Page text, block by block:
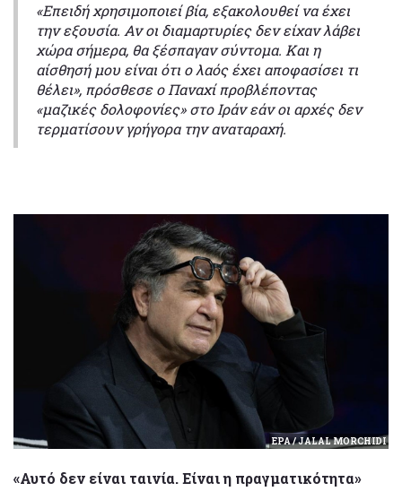
«Επειδή χρησιμοποιεί βία, εξακολουθεί να έχει
την εξουσία. Αν οι διαμαρτυρίες δεν είχαν λάβει
χώρα σήμερα, θα ξέσπαγαν σύντομα. Και η
αίσθησή μου είναι ότι ο λαός έχει αποφασίσει τι
θέλει», πρόσθεσε ο Παναχί προβλέποντας
«μαζικές δολοφονίες» στο Ιράν εάν οι αρχές δεν
τερματίσουν γρήγορα την αναταραχή.
EPA / JALAL MORCHIDI
«Αυτό δεν είναι ταινία. Είναι η πραγματικότητα»